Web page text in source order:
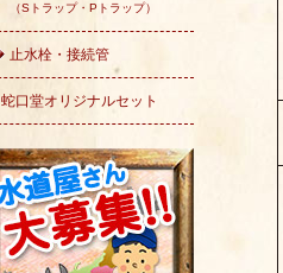
（Sトラップ・Pトラップ）
止水栓・接続管
蛇口堂オリジナルセット